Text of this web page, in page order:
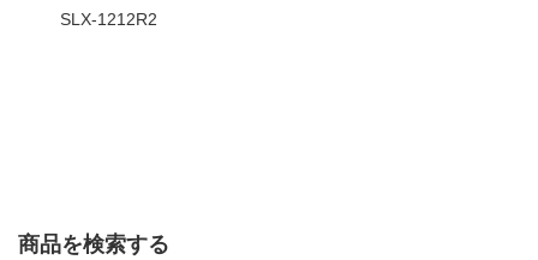
SLX-1212R2
商品を検索する